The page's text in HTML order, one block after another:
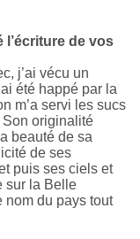
l’écriture de vos
j’ai vécu un
été happé par la
m’a servi les sucs
Son originalité
beauté de sa
de ses
puis ses ciels et
sur la Belle
nom du pays tout